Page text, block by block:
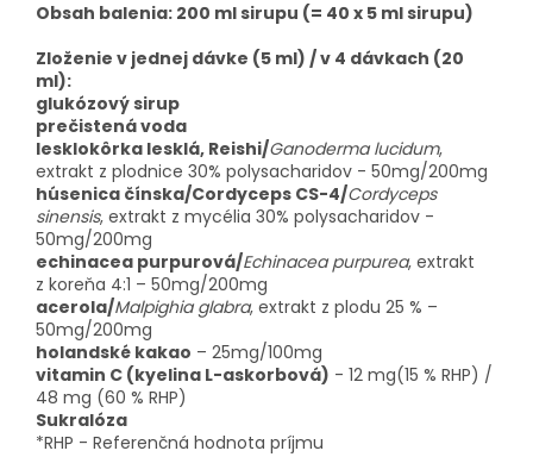
Obsah balenia: 200 ml sirupu (= 40 x 5 ml sirupu)
Zloženie v jednej dávke (5 ml) / v 4 dávkach (20
ml):
glukózový sirup
prečistená voda
lesklokôrka lesklá, Reishi/Ganoderma lucidum,
extrakt z plodnice 30% polysacharidov - 50mg/200mg
húsenica čínska/Cordyceps CS-4/Cordyceps
sinensis, extrakt z mycélia 30% polysacharidov -
50mg/200mg
echinacea purpurová/Echinacea purpurea, extrakt
z koreňa 4:1 – 50mg/200mg
acerola/Malpighia glabra, extrakt z plodu 25 % –
50mg/200mg
holandské kakao – 25mg/100mg
vitamin C (kyelina L-askorbová) - 12 mg(15 % RHP) /
48 mg (60 % RHP)
Sukralóza
*RHP - Referenčná hodnota príjmu